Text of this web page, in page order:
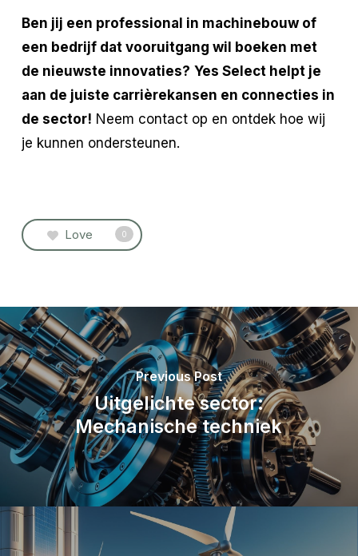
Ben jij een professional in machinebouw of
een bedrijf dat vooruitgang wil boeken met
de nieuwste innovaties? Yes Select helpt je
aan de juiste carrièrekansen en connecties in
de sector! Neem contact op en ontdek hoe wij
je kunnen ondersteunen.
Love 0
Previous Post
Uitgelichte sector:
Mechanische techniek